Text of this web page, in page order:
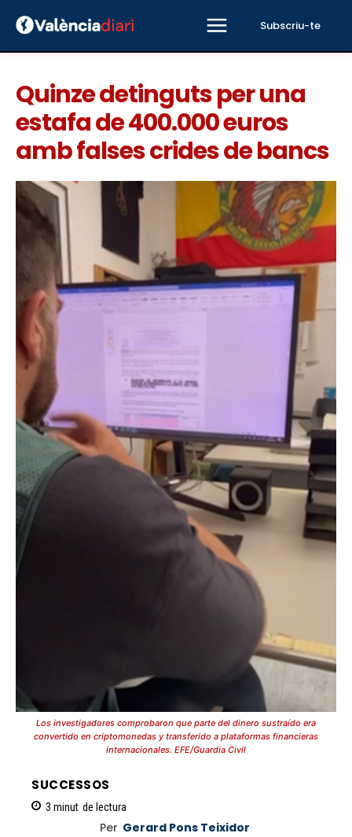
Subscriu-te
Quinze detinguts per una
estafa de 400.000 euros
amb falses crides de bancs
Los investigadores comprobaron que parte del dinero sustraído era
convertido en criptomonedas y transferido a plataformas financieras
internacionales. EFE/Guardia Civil
SUCCESSOS
3 minut de lectura
Per Gerard Pons Teixidor